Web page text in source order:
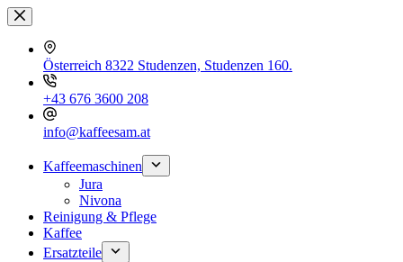
Zum
Inhalt
springen
Österreich 8322 Studenzen, Studenzen 160.
+43 676 3600 208
info@kaffeesam.at
Kaffeemaschinen
Jura
Nivona
Reinigung & Pflege
Kaffee
Ersatzteile